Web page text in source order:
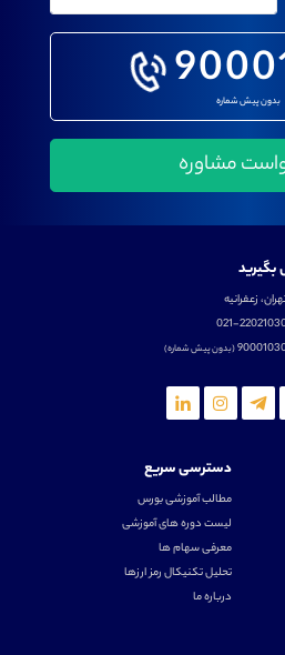
بدون پیش شماره
زعفرانیه
021-
(بدون پیش شماره)
دسترسی سریع
مطالب آموزشی بورس
لیست دوره های آموزشی
معرفی سهام ها
تحلیل تکنیکال رمز ارزها
درباره ما